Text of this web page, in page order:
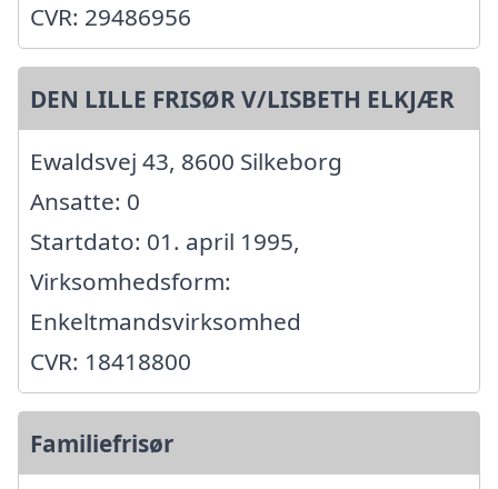
CVR: 29486956
DEN LILLE FRISØR V/LISBETH ELKJÆR
Ewaldsvej 43, 8600 Silkeborg
Ansatte: 0
Startdato: 01. april 1995,
Virksomhedsform:
Enkeltmandsvirksomhed
CVR: 18418800
Familiefrisør